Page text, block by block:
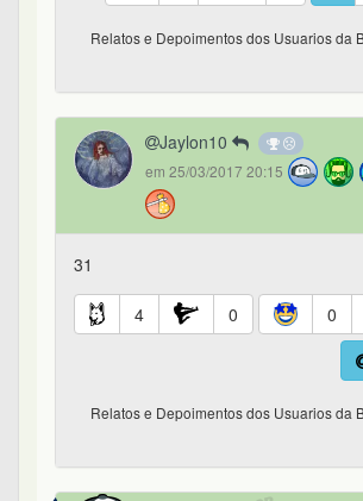
Relatos e Depoimentos dos Usuarios da
Jaylon10
em 25/03/2017 20:15
31
4 0 0
Relatos e Depoimentos dos Usuarios da